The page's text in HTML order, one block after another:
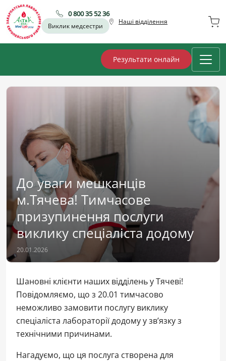
0 800 35 52 36
Виклик медсестри
Наші відділення
Результати онлайн
До уваги мешканців
м.Тячева! Тимчасове
призупинення послуги
виклику спеціаліста додому
20.01.2026
Шановні клієнти наших відділень у Тячеві!
Повідомляємо, що з 20.01 тимчасово
неможливо замовити послугу виклику
спеціаліста лабораторії додому у зв’язку з
технічними причинами.
Нагадуємо, що ця послуга створена для